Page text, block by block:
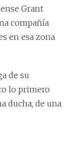
Grant
compañía
en esa zona
de su
lo primero
ducha, de una